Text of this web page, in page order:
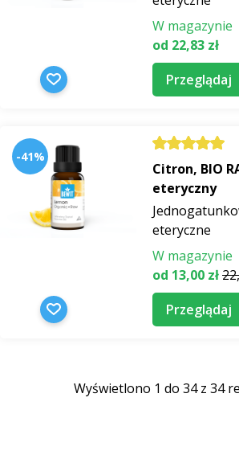
W magazynie
od 22,83 zł
Przeglądaj
-41%
Citron, BIO
eteryczny
eteryczne
W magazynie
od 13,00 zł
Przeglądaj
Wyświetlono 1 do 34 z 34